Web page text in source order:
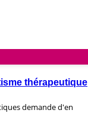
thérapeutique
demande d'en